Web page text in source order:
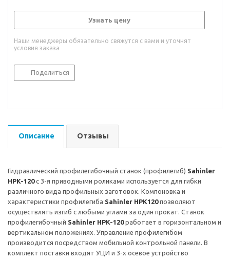
Узнать цену
Наши менеджеры обязательно свяжутся с вами и уточнят
условия заказа
Поделиться
Описание Отзывы
Гидравлический профилегибочный станок (профилегиб) Sahinler
HPK-120с 3-я приводными роликами используется для гибки
различного вида профильных заготовок. Компоновка и
характеристики профилегиба Sahinler HPK120позволяют
осуществлять изгиб с любыми углами за один прокат. Станок
профилегибочный Sahinler HPK-120работает в горизонтальном и
вертикальном положениях. Управление профилегибом
производится посредством мобильной контрольной панели. В
комплект поставки входят УЦИ и 3-х осевое устройство